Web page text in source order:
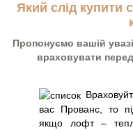
Який слід купити
Пропонуємо вашій
враховувати
вас Прованс, то
якщо лофт –